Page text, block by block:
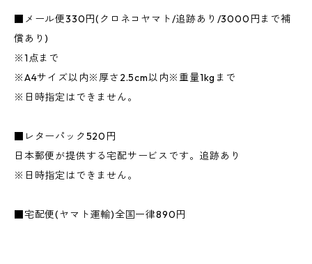
■メール便330円(クロネコヤマト/追跡あり/3000円まで補
償あり)
※1点まで
※A4サイズ以内※厚さ2.5cm以内※重量1kgまで
※日時指定はできません。
■レターパック520円
日本郵便が提供する宅配サービスです。追跡あり
※日時指定はできません。
■宅配便(ヤマト運輸)全国一律890円